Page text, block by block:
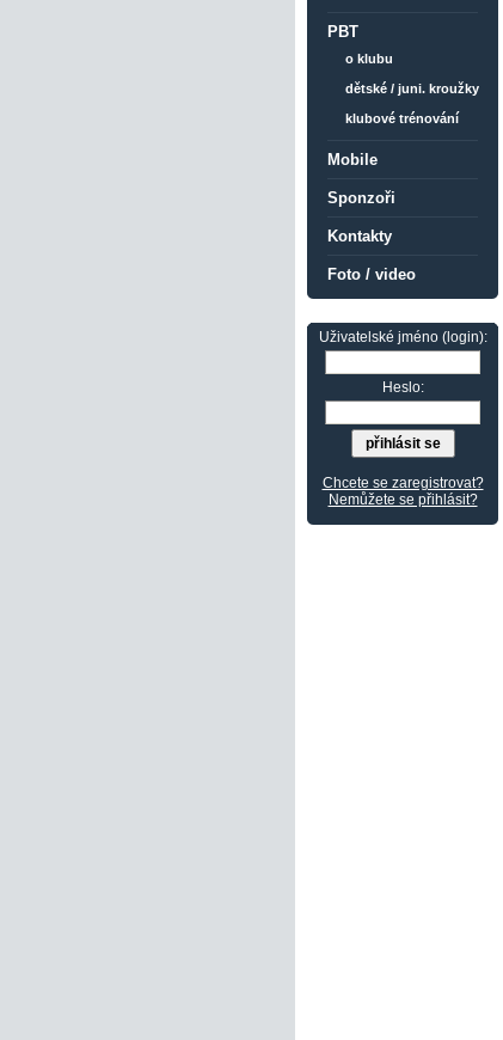
PBT
o klubu
dětské / juni. kroužky
klubové trénování
Mobile
Sponzoři
Kontakty
Foto / video
Uživatelské jméno (login):
Heslo:
Chcete se zaregistrovat?
Nemůžete se přihlásit?